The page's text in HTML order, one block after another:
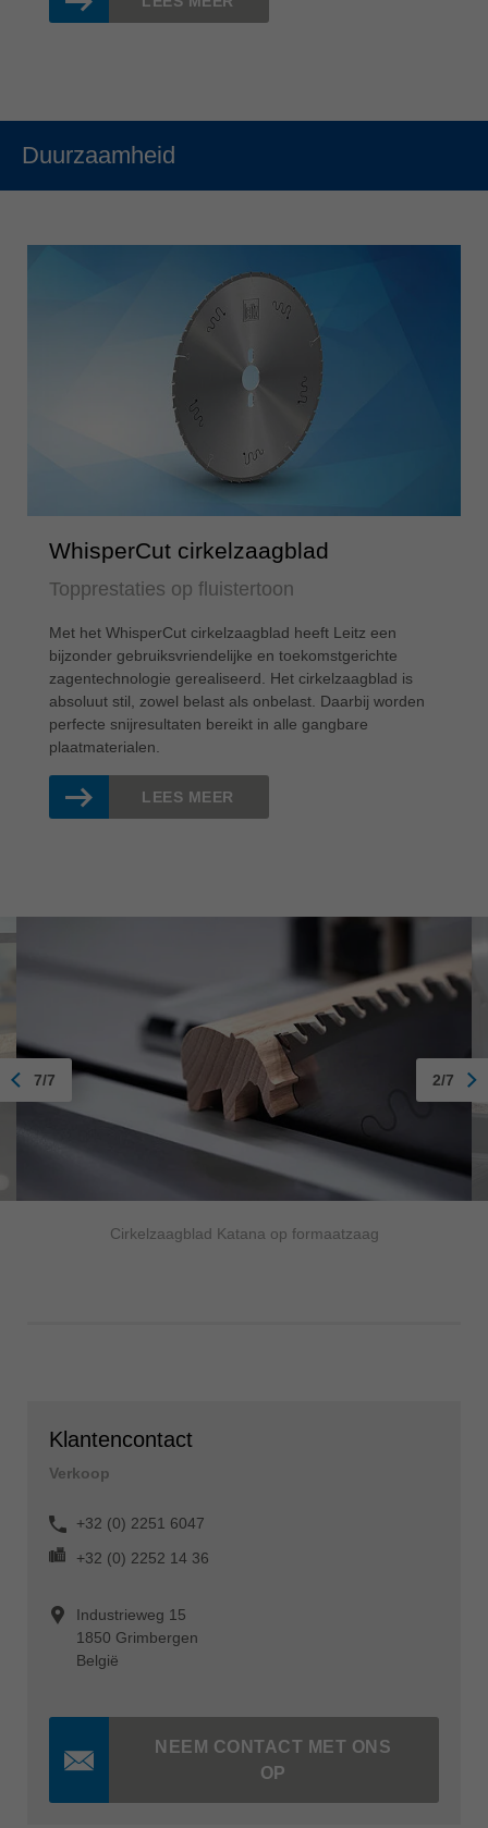
Duurzaamheid
WhisperCut cirkelzaagblad
Topprestaties op fluistertoon
Met het WhisperCut cirkelzaagblad heeft Leitz een
bijzonder gebruiksvriendelijke en toekomstgerichte
zagentechnologie gerealiseerd. Het cirkelzaagblad is
absoluut stil, zowel belast als onbelast. Daarbij worden
perfecte snijresultaten bereikt in alle gangbare
plaatmaterialen.
LEES MEER
Cirkelzaagblad Katana op formaatzaag
7/7 2/7
Klantencontact
Verkoop
+32 (0) 2251 6047
+32 (0) 2252 14 36
Industrieweg 15
1850 Grimbergen
België
NEEM CONTACT MET ONS
OP